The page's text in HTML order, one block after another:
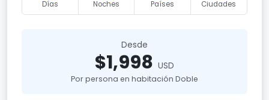
Días Noches Países Ciudades
Desde
$1,998 USD
Por persona en habitación Doble